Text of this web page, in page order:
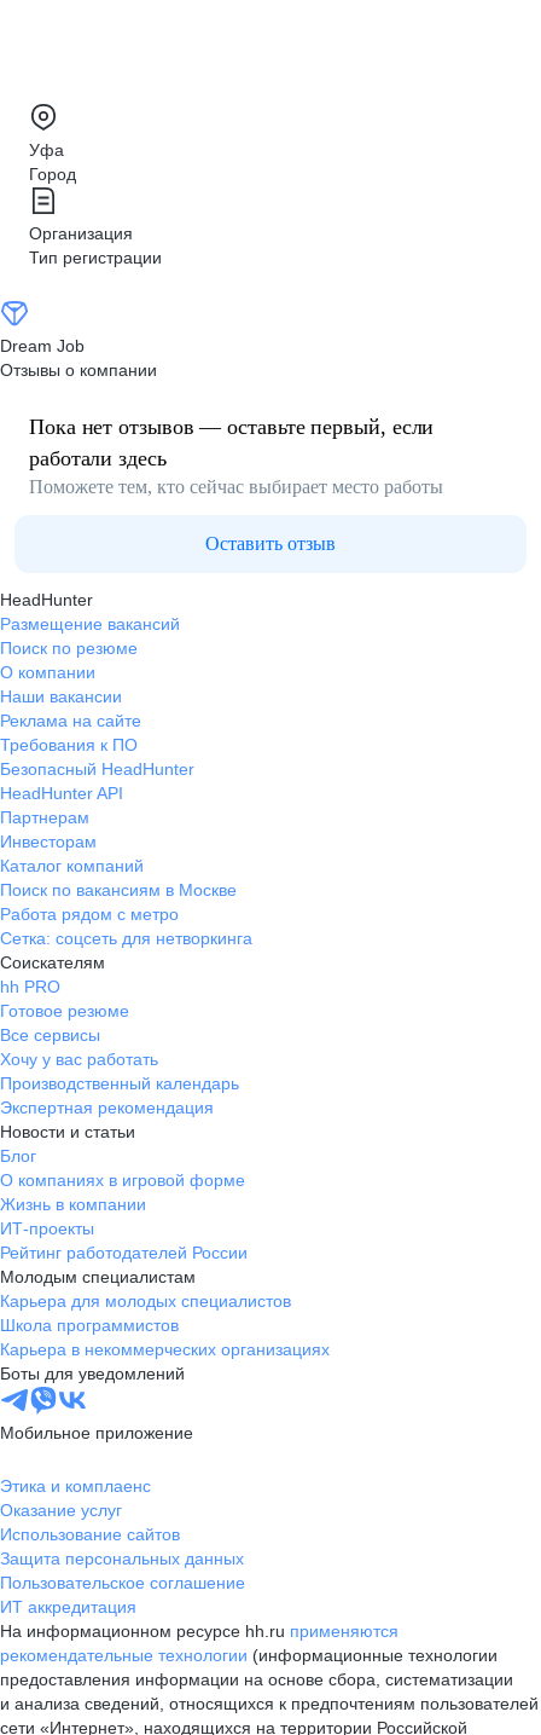
Уфа
Город
Организация
Тип регистрации
Dream Job
Отзывы о компании
Пока нет отзывов — оставьте первый, если
работали здесь
Поможете тем, кто сейчас выбирает место работы
Оставить отзыв
HeadHunter
Размещение вакансий
Поиск по резюме
О компании
Наши вакансии
Реклама на сайте
Требования к ПО
Безопасный HeadHunter
HeadHunter API
Партнерам
Инвесторам
Каталог компаний
Поиск по вакансиям в Москве
Работа рядом с метро
Сетка: соцсеть для нетворкинга
Соискателям
hh PRO
Готовое резюме
Все сервисы
Хочу у вас работать
Производственный календарь
Экспертная рекомендация
Новости и статьи
Блог
О компаниях в игровой форме
Жизнь в компании
ИТ-проекты
Рейтинг работодателей России
Молодым специалистам
Карьера для молодых специалистов
Школа программистов
Карьера в некоммерческих организациях
Боты для уведомлений
Мобильное приложение
Этика и комплаенс
Оказание услуг
Использование сайтов
Защита персональных данных
Пользовательское соглашение
ИТ аккредитация
На информационном ресурсе hh.ru применяются
рекомендательные технологии (информационные технологии
предоставления информации на основе сбора, систематизации
и анализа сведений, относящихся к предпочтениям пользователей
сети «Интернет», находящихся на территории Российской